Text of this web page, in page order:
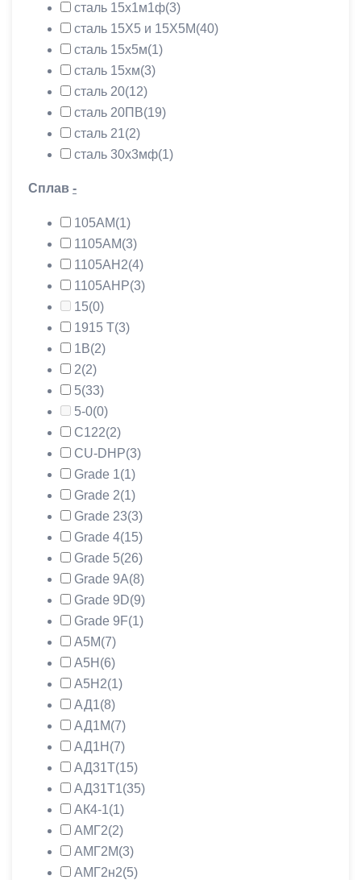
сталь 15х1м1ф(3)
сталь 15Х5 и 15Х5М(40)
сталь 15х5м(1)
сталь 15хм(3)
сталь 20(12)
сталь 20ПВ(19)
сталь 21(2)
сталь 30х3мф(1)
Сплав -
105АМ(1)
1105АМ(3)
1105АН2(4)
1105АНР(3)
15(0)
1915 Т(3)
1В(2)
2(2)
5(33)
5-0(0)
C122(2)
CU-DHP(3)
Grade 1(1)
Grade 2(1)
Grade 23(3)
Grade 4(15)
Grade 5(26)
Grade 9A(8)
Grade 9D(9)
Grade 9F(1)
А5М(7)
А5Н (6)
А5Н2(1)
АД1(8)
АД1М(7)
АД1Н (7)
АД31Т(15)
АД31Т1(35)
АК4-1(1)
АМГ2(2)
АМГ2М(3)
АМГ2н2(5)